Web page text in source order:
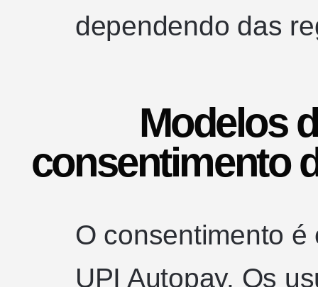
dependendo das
Modelos
consentimento
O consentimento
UPI Autopay. Os